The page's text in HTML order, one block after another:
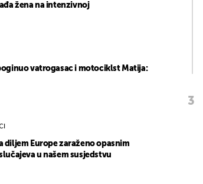
žena na intenzivnoj
vatrogasac i motociklst Matija:
diljem Europe zaraženo opasnim
u našem susjedstvu